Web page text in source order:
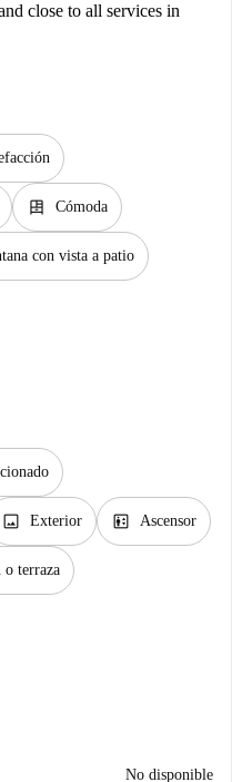
close to all services in
dresser Cómoda
con vista a patio
image Exterior elevator Ascensor
o terraza
No disponible